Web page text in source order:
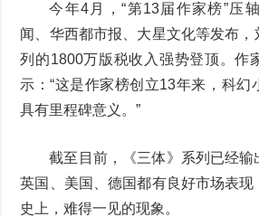
今年4月，“第13届作家榜”压
闻、华西都市报、大星文化等发布
列的1800万版税收入强势登顶。作
示：“这是作家榜创立13年来，科幻
具有里程碑意义。”
截至目前，《三体》系列已经输
英国、美国、德国都有良好市场表现
史上，难得一见的现象。